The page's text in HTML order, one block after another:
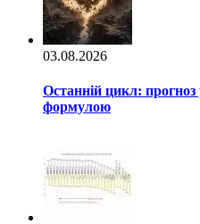
03.08.2026
Останній цикл: прогноз
формулою